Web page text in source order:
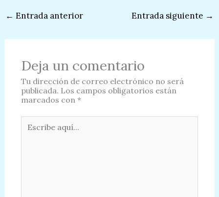
← Entrada anterior Entrada siguiente →
Deja un comentario
Tu dirección de correo electrónico no será
publicada. Los campos obligatorios están
marcados con *
Escribe
aquí...